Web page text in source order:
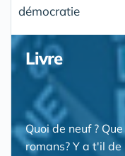
démocratie
Livre
Quoi de neuf ?
romans? Y a t'il